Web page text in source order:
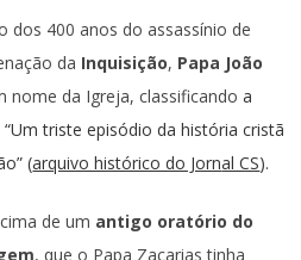
dos 400 anos do assassínio de
da Inquisição, Papa João
nome da Igreja, classificando a
“Um triste episódio da história cristã
(arquivo histórico do Jornal CS).
de um antigo oratório do
, que o Papa Zacarias tinha